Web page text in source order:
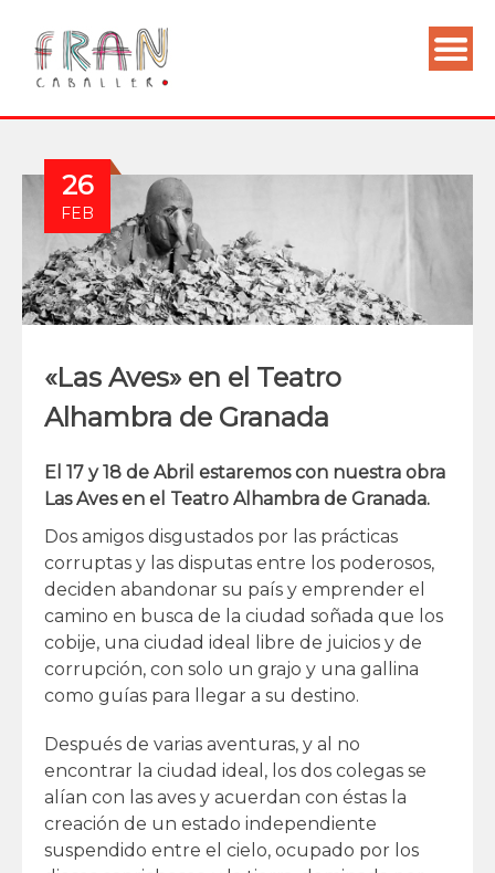
26
FEB
«Las Aves» en el Teatro
Alhambra de Granada
El 17 y 18 de Abril estaremos con nuestra obra
Las Aves en el Teatro Alhambra de Granada.
Dos amigos disgustados por las prácticas
corruptas y las disputas entre los poderosos,
deciden abandonar su país y emprender el
camino en busca de la ciudad soñada que los
cobije, una ciudad ideal libre de juicios y de
corrupción, con solo un grajo y una gallina
como guías para llegar a su destino.
Después de varias aventuras, y al no
encontrar la ciudad ideal, los dos colegas se
alían con las aves y acuerdan con éstas la
creación de un estado independiente
suspendido entre el cielo, ocupado por los